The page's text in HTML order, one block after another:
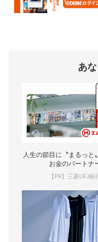
あ
人生の節目に〝まるっと
お金のパートナ
【PR】三菱UFJ銀